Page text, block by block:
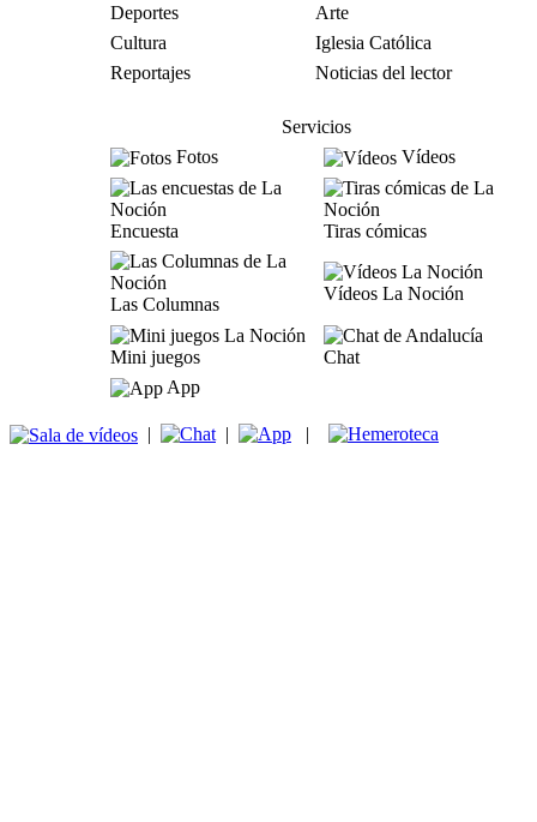
Deportes
Arte
Cultura
Iglesia Católica
Reportajes
Noticias del lector
Servicios
Fotos
Vídeos
Encuesta Tiras cómicas
Las Columnas
Vídeos La Noción
Mini juegos
Chat
App
| | |